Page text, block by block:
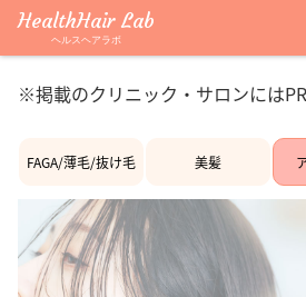
※掲載のクリニック・サロンにはPR
FAGA/薄毛/抜け毛 美髪
HealthHair Lab
ヘルスヘアラボ